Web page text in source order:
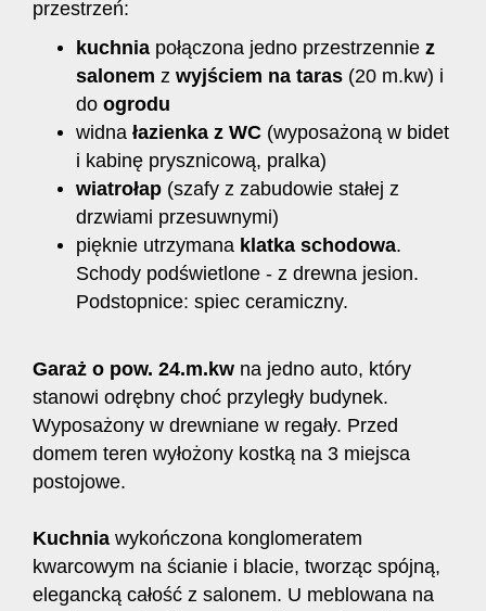
przestrzeń:
kuchnia połączona jedno przestrzennie z
salonem z wyjściem na taras (20 m.kw) i
do ogrodu
widna łazienka z WC (wyposażoną w bidet
i kabinę prysznicową, pralka)
wiatrołap (szafy z zabudowie stałej z
drzwiami przesuwnymi)
pięknie utrzymana klatka schodowa.
Schody podświetlone - z drewna jesion.
Podstopnice: spiec ceramiczny.
Garaż o pow. 24.m.kw na jedno auto, który
stanowi odrębny choć przyległy budynek.
Wyposażony w drewniane w regały. Przed
domem teren wyłożony kostką na 3 miejsca
postojowe.
Kuchnia wykończona konglomeratem
kwarcowym na ścianie i blacie, tworząc spójną,
elegancką całość z salonem. U meblowana na